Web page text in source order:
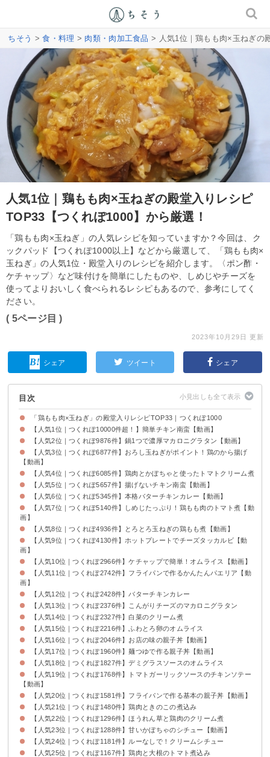
ちそう >食・料理 > 肉類・肉加工食品 > 人気1位｜鶏もも肉×玉ねぎの
人気1位｜鶏もも肉×玉ねぎの殿堂入りレシピ
TOP33【つくれぽ1000】から厳選！
「鶏もも肉×玉ねぎ」の人気レシピを知っていますか？今回は、ク
ックパッド【つくれぽ1000以上】などから厳選して、「鶏もも肉×
玉ねぎ」の人気1位・殿堂入りのレシピを紹介します。〈ポン酢・
ケチャップ〉など味付けを簡単にしたものや、しめじやチーズを
使ってよりおいしく食べられるレシピもあるので、参考にしてく
ださい。
( 5ページ目 )
2023年10月29日 更新
シェア ツイート シェア
目次
「鶏もも肉×玉ねぎ」の殿堂入りレシピTOP33｜つくれぽ1000
【人気1位｜つくれぽ10000件超！】簡単チキン南蛮【動画】
【人気2位｜つくれぽ9876件】鍋1つで濃厚マカロニグラタン【動画】
【人気3位｜つくれぽ6877件】おろし玉ねぎがポイント！鶏のから揚げ
【動画】
【人気4位｜つくれぽ6085件】鶏肉とかぼちゃと使ったトマトクリーム煮
【人気5位｜つくれぽ5657件】揚げないチキン南蛮【動画】
【人気6位｜つくれぽ5345件】本格バターチキンカレー【動画】
【人気7位｜つくれぽ5140件】しめじたっぷり！鶏もも肉のトマト煮【動
画】
【人気8位｜つくれぽ4936件】とろとろ玉ねぎの鶏もも煮【動画】
【人気9位｜つくれぽ4130件】ホットプレートでチーズタッカルビ【動
画】
【人気10位｜つくれぽ2966件】ケチャップで簡単！オムライス【動画】
【人気11位｜つくれぽ2742件】フライパンで作るかんたんパエリア【動
画】
【人気12位｜つくれぽ2428件】バターチキンカレー
【人気13位｜つくれぽ2376件】こんがりチーズのマカロニグラタン
【人気14位｜つくれぽ2327件】白菜のクリーム煮
【人気15位｜つくれぽ2216件】ふわとろ卵のオムライス
【人気16位｜つくれぽ2046件】お店の味の親子丼【動画】
【人気17位｜つくれぽ1960件】麺つゆで作る親子丼【動画】
【人気18位｜つくれぽ1827件】デミグラスソースのオムライス
【人気19位｜つくれぽ1768件】トマトガーリックソースのチキンソテー
【動画】
【人気20位｜つくれぽ1581件】フライパンで作る基本の親子丼【動画】
【人気21位｜つくれぽ1480件】鶏肉ときのこの煮込み
【人気22位｜つくれぽ1296件】ほうれん草と鶏肉のクリーム煮
【人気23位｜つくれぽ1288件】甘いかぼちゃのシチュー【動画】
【人気24位｜つくれぽ1181件】ルーなしで！クリームシチュー
【人気25位｜つくれぽ1167件】鶏肉と大根のトマト煮込み